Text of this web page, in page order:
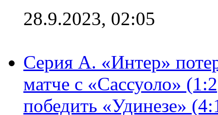
28.9.2023, 02:05
Серия А. «Интер»
матче с «Сассуоло»
победить «Удинезе»